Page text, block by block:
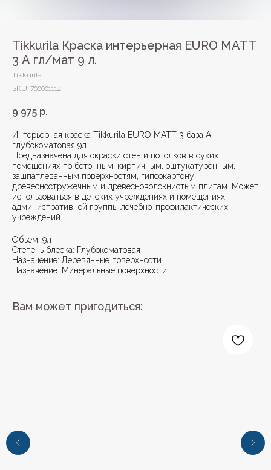
Tikkurila Краска интерьерная EURO MATT
3 А гл/мат 9 л.
Tikkurila
SKU: 700001114
9 975 р.
Интерьерная краска Tikkurila EURO MATT 3 база A
глубокоматовая 9л
Предназначена для окраски стен и потолков в сухих
помещениях по бетонным, кирпичным, оштукатуренным,
зашпатлеванным поверхностям, гипсокартону,
древесностружечным и древесноволокнистым плитам. Может
использоваться в детских учреждениях и помещениях
административной группы лечебно-профилактических
учреждений.
Объем: 9л
Степень блеска: Глубокоматовая
Назначение: Деревянные поверхности
Назначение: Минеральные поверхности
Вам может пригодиться: